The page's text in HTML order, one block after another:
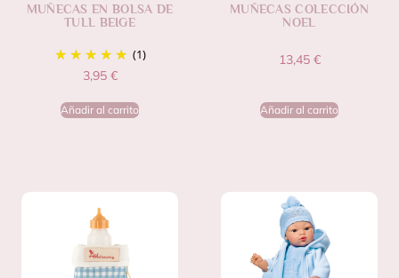
MUÑECAS EN BOLSA DE
TULL BEIGE
(1)
3,95 €
Añadir al carrito
MUÑECAS COLECCIÓN
NOEL
13,45 €
Añadir al carrito